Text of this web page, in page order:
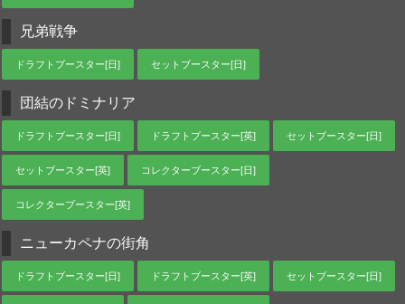
兄弟戦争
ドラフトブースター[日] セットブースター[日]
団結のドミナリア
ドラフトブースター[日] ドラフトブースター[英] セットブースター[日]
セットブースター[英] コレクターブースター[日]
コレクターブースター[英]
ニューカペナの街角
ドラフトブースター[日] ドラフトブースター[英] セットブースター[日]